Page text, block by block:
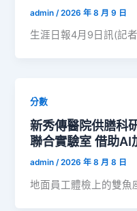
admin /2026 年 8 月 9 日
生涯日報4月9日訊(記
分數
新秀傳醫院供膳科
聯合實驗室 借助AI
admin/2026 年 8 月 8 日
地面員工體檢上的雙魚